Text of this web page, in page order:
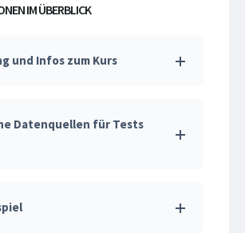
IM ÜBERBLICK
und Infos zum Kurs
Datenquellen für Tests